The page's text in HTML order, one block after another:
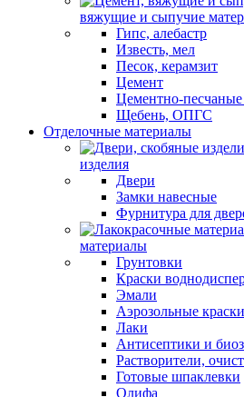
вяжущие и сыпучие
Гипс, алебастр
Известь, мел
Песок, керамзит
Цемент
Цементно-песчаные
Щебень, ОПГС
Отделочные материалы
изделия
Двери
Замки навесные
Фурнитура для
материалы
Грунтовки
Краски
Эмали
Аэрозольные краски
Лаки
Антисептики и
Растворители,
Готовые шпаклевки
Олифа